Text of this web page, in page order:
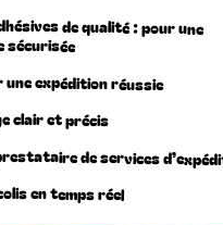
de qualité : pour une
sécurisée
expédition réussie
clair et précis
de services
en temps réel